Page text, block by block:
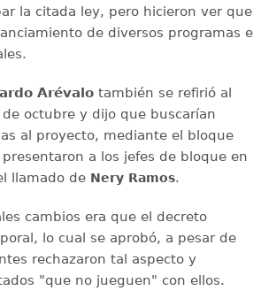
la citada ley, pero hicieron ver que
de diversos programas e
Arévalotambién se refirió al
octubre y dijo que buscarían
al proyecto, mediante el bloque
a los jefes de bloque en
llamado de Nery Ramos.
cambios era que el decreto
lo cual se aprobó, a pesar de
rechazaron tal aspecto y
"que no jueguen" con ellos.